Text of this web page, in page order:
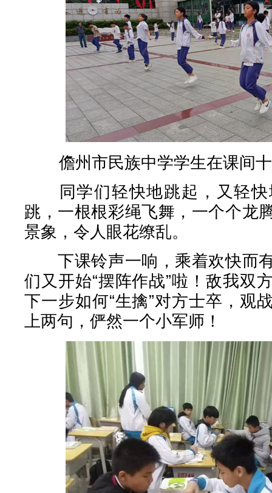
儋州市民族中学学生在课间
同学们轻快地跳起，又轻快
跳，一根根彩绳飞舞，一个个龙
景象，令人眼花缭乱。
下课铃声一响，乘着欢快而
们又开始“摆阵作战”啦！敌我双
下一步如何“生擒”对方士卒，观
上两句，俨然一个小军师！